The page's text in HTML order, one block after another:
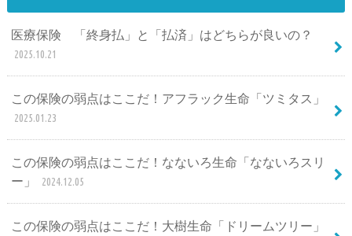
医療保険 「終身払」と「払済」はどちらが良いの？
2025.10.21
この保険の弱点はここだ！アフラック生命「ツミタス」
2025.01.23
この保険の弱点はここだ！なないろ生命「なないろスリ
ー」
2024.12.05
この保険の弱点はここだ！大樹生命「ドリームツリー」